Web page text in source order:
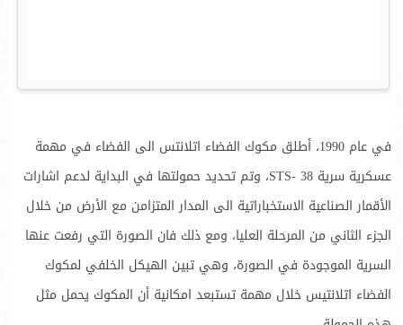
في عام 1990، أطلق مكوك الفضاء اتلانتس الى الفضاء في مهمة
عسكرية سرية STS- 38، وتم تحديد حمولتها في البداية لدعم اشارات
الأقمار الصناعية الاستخباراتية الى المدار المتزامن مع الأرض من خلال
الجزء الثاني من المرحلة العليا، ومع ذلك فان الصورة التي رفعت عنها
السرية الموجودة في الصورة، وهي تبين الهيكل الخلفي لمكوك
الفضاء اتلانتيس خلال مهمة تستبعد امكانية أن المكوك يحمل مثل